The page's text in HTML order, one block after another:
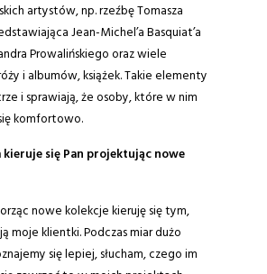
artystów, np. rzeźbę Tomasza
Jean-Michel’a Basquiat’a
Prowalińskiego oraz wiele
i albumów, książek. Takie elementy
i sprawiają, że osoby, które w nim
komfortowo.
kieruje się Pan projektując nowe
nowe kolekcje kieruję się tym,
moje klientki. Podczas miar dużo
się lepiej, słucham, czego im